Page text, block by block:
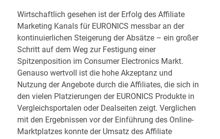
Wirtschaftlich gesehen ist der Erfolg des Affiliate
Marketing Kanals für EURONICS messbar an der
kontinuierlichen Steigerung der Absätze – ein großer
Schritt auf dem Weg zur Festigung einer
Spitzenposition im Consumer Electronics Markt.
Genauso wertvoll ist die hohe Akzeptanz und
Nutzung der Angebote durch die Affiliates, die sich in
den vielen Platzierungen der EURONICS Produkte in
Vergleichsportalen oder Dealseiten zeigt. Verglichen
mit den Ergebnissen vor der Einführung des Online-
Marktplatzes konnte der Umsatz des Affiliate